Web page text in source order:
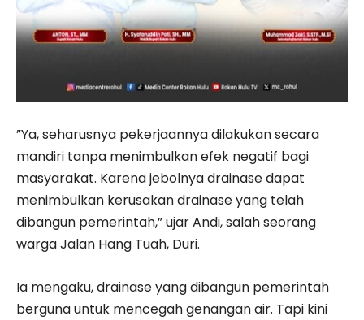
”Ya, seharusnya pekerjaannya dilakukan secara
mandiri tanpa menimbulkan efek negatif bagi
masyarakat. Karena jebolnya drainase dapat
menimbulkan kerusakan drainase yang telah
dibangun pemerintah,” ujar Andi, salah seorang
warga Jalan Hang Tuah, Duri.
Ia mengaku, drainase yang dibangun pemerintah
berguna untuk mencegah genangan air. Tapi kini